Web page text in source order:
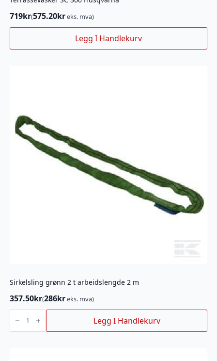
719kr(575.20kreks. mva)
Legg I Handlekurv
Sirkelsling grønn 2 t arbeidslengde 2 m
357.50kr(286kreks. mva)
Sirkelsling
t
Legg I Handlekurv